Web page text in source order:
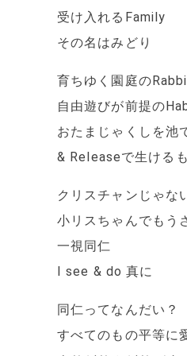
受け入れるFamily
その名はみどり
育ちゆく園庭の
自由遊びが前提の
おたまじゃくしを池
& Releaseで生ける
クリスチャンじゃな
小リスちゃんでもう
一視同仁
I see & do 真に
同仁ってなんだい
すべてのもの平等に